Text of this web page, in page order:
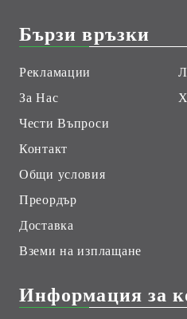
Бързи връзки
Рекламации
За Нас
Чести Въпроси
Контакт
Общи условия
Преордър
Доставка
Вземи на изплащане
Информация за